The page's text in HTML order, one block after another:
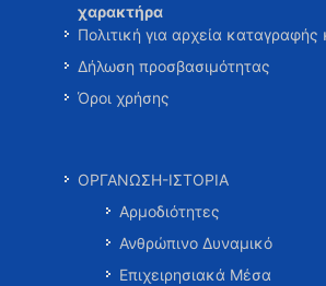
χαρακτήρα
Πολιτική για αρχεία καταγραφής
Δήλωση προσβασιμότητας
Όροι χρήσης
ΟΡΓΑΝΩΣΗ-ΙΣΤΟΡΙΑ
Αρμοδιότητες
Ανθρώπινο Δυναμικό
Επιχειρησιακά Μέσα